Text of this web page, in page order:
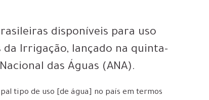
disponíveis para uso
Irrigação, lançado na quinta-
das Águas (ANA).
tipo de uso [de água] no país em termos